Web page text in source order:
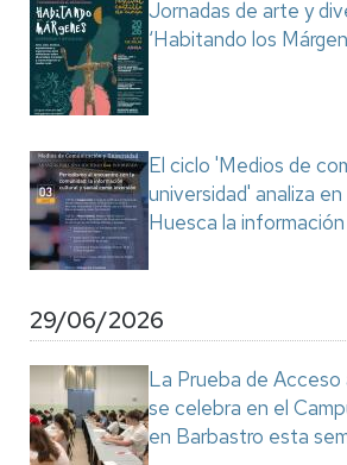
Jornadas de arte y
‘Habitando los
El ciclo 'Medios de
universidad' analiza
Huesca la
29/06/2026
La Prueba de Acceso
se celebra en el
en Barbastro esta